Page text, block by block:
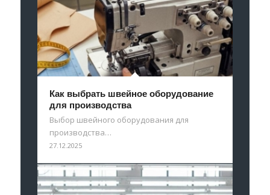
Как выбрать швейное оборудование
для производства
Выбор швейного оборудования для
производства…
27.12.2025